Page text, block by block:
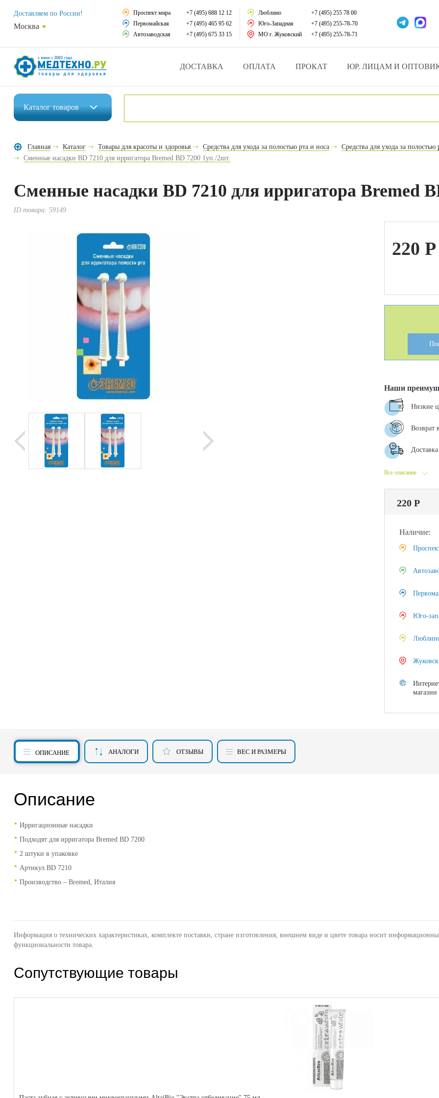
Средства реабилитации
Средства по уходу за больными
Домашняя медтехника
Товары для врачей и мед.учреждений
Уникальные и полезные товары
Доставляем по России!
Москва
Проспект мира
+7 (495) 688 12 12
Первомайская
+7 (495) 465 95 62
Автозаводская
+7 (495) 675 33 15
Люблино
+7 (495) 255 78 00
Юго-Западная
+7 (495) 255-78-70
МО г. Жуковский
+7 (495) 255-78-71
ДОСТАВКА ОПЛАТА ПРОКАТ ЮР. ЛИЦАМ И
Каталогтоваров
Средства реабилитации
Ортопедические изделия
Домашняя медтехника
Экология дома
Товары для красоты и здоровья
Товары для врачей и мед.учреждений
Уникальные и полезные товары
Распродажа
Прокат инвалидной техники
Главная Каталог Товары для красоты и здоровья Средства для ухода за полостью рта и носа
Средства для ухода за полостью
Сменные насадки BD 7210 для ирригатора Bremed BD 7200 1уп./2шт.
Сменные насадки BD 7210 для ирригатора Bremed
ID товара:59149
220 P
Все описание
Наши
Низкие
Возврат
220 Р
Наличие:
Юго-
магазин
ОПИСАНИЕ АНАЛОГИ ОТЗЫВЫ ВЕС И РАЗМЕРЫ
Описание
Ирригационные насадки
Подходят для ирригатора Bremed BD 7200
2 штуки в упаковке
Артикул BD 7210
Производство – Bremed, Италия
Информация о технических характеристиках, комплекте поставки, стране изготовления, внешнем виде и цвете товара носит
функциональности товара.
Сопутствующие товары